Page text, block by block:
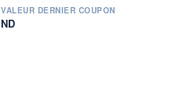
VALEUR DERNIER COUPON
ND